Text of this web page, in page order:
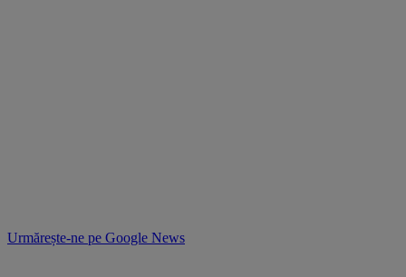
Urmărește-ne pe Google News